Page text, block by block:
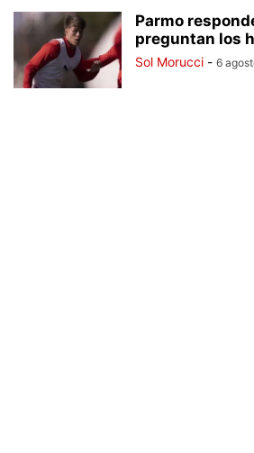
Parmo
preguntan los
Sol Morucci - 6